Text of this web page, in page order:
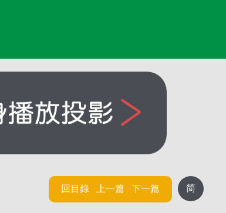
简
回目錄 上一篇 下一篇